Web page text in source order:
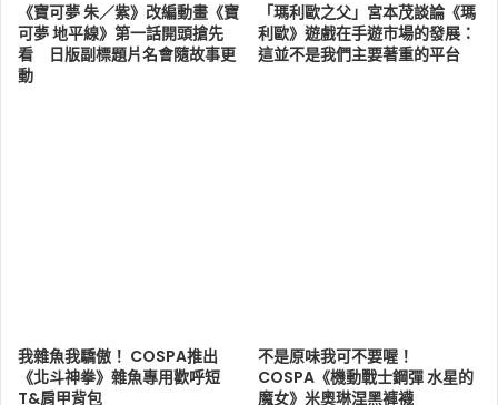
《寶可夢 朱／紫》改編動畫《寶
可夢 地平線》第一話開頭搶先
看 日版副標題片名會隨故事更
動
「瑪利歐之父」宮本茂談論《瑪
利歐》遊戲在手遊市場的發展：
這並不是我們主要著重的平台
我雜魚我驕傲！ COSPA推出
《北斗神拳》雜魚專用歡呼短
T&肩甲背包
不是原味我可不要喔！
COSPA《機動戰士鋼彈 水星的
魔女》米奧琳涅黑褲襪